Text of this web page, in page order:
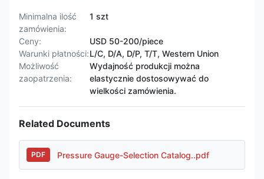
Minimalna ilość
zamówienia:
1 szt
Ceny:
USD 50-200/piece
Warunki płatności:L/C, D/A, D/P, T/T, Western Union
Możliwość
zaopatrzenia:
Wydajność produkcji można
elastycznie dostosowywać do
wielkości zamówienia.
Related Documents
PDF Pressure Gauge-Selection Catalog..pdf